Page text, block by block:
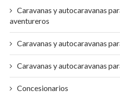
Caravanas y autocaravanas
aventureros
Caravanas y autocaravanas
Caravanas y autocaravanas
Concesionarios